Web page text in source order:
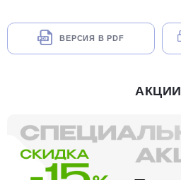
ВЕРСИЯ В PDF
АКЦИИ